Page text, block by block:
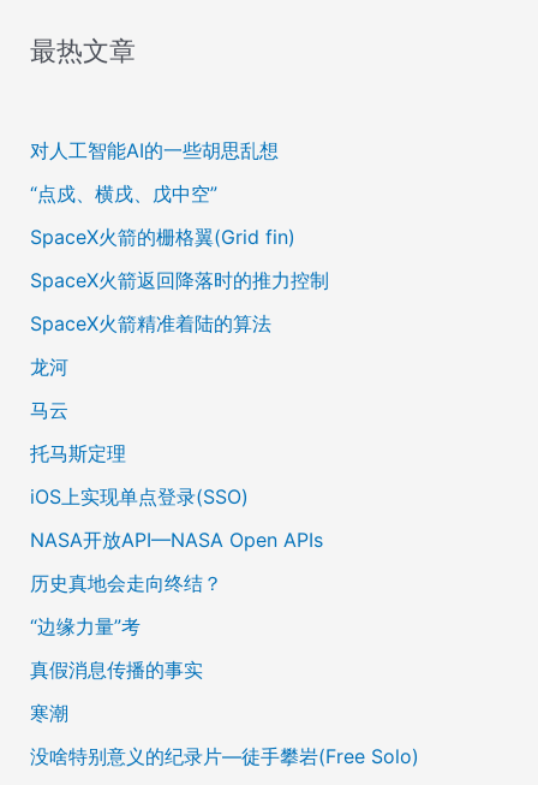
最热文章
对人工智能AI的一些胡思乱想
“点戍、横戌、戊中空”
SpaceX火箭的栅格翼(Grid fin)
SpaceX火箭返回降落时的推力控制
SpaceX火箭精准着陆的算法
龙河
马云
托马斯定理
iOS上实现单点登录(SSO)
NASA开放API—NASA Open APIs
历史真地会走向终结？
“边缘力量”考
真假消息传播的事实
寒潮
没啥特别意义的纪录片—徒手攀岩(Free Solo)